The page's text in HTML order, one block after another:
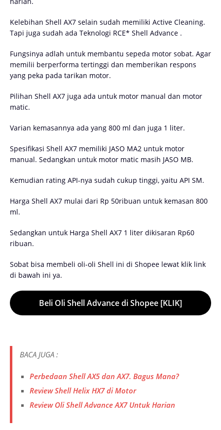
Kelebihan Shell AX7 selain sudah memiliki Active Cleaning.
Tapi juga sudah ada Teknologi RCE* Shell Advance .
Fungsinya adlah untuk membantu sepeda motor sobat. Agar
memilii berperforma tertinggi dan memberikan respons
yang peka pada tarikan motor.
Pilihan Shell AX7 juga ada untuk motor manual dan motor
matic.
Varian kemasannya ada yang 800 ml dan juga 1 liter.
Spesifikasi Shell AX7 memiliki JASO MA2 untuk motor
manual. Sedangkan untuk motor matic masih JASO MB.
Kemudian rating API-nya sudah cukup tinggi, yaitu API SM.
Harga Shell AX7 mulai dari Rp 50ribuan untuk kemasan 800
ml.
Sedangkan untuk Harga Shell AX7 1 liter dikisaran Rp60
ribuan.
Sobat bisa membeli oli-oli Shell ini di Shopee lewat klik link
di bawah ini ya.
Beli Oli Shell Advance di Shopee [KLIK]
BACA JUGA :
Perbedaan Shell AX5 dan AX7. Bagus Mana?
Review Shell Helix HX7 di Motor
Review Oli Shell Advance AX7 Untuk Harian